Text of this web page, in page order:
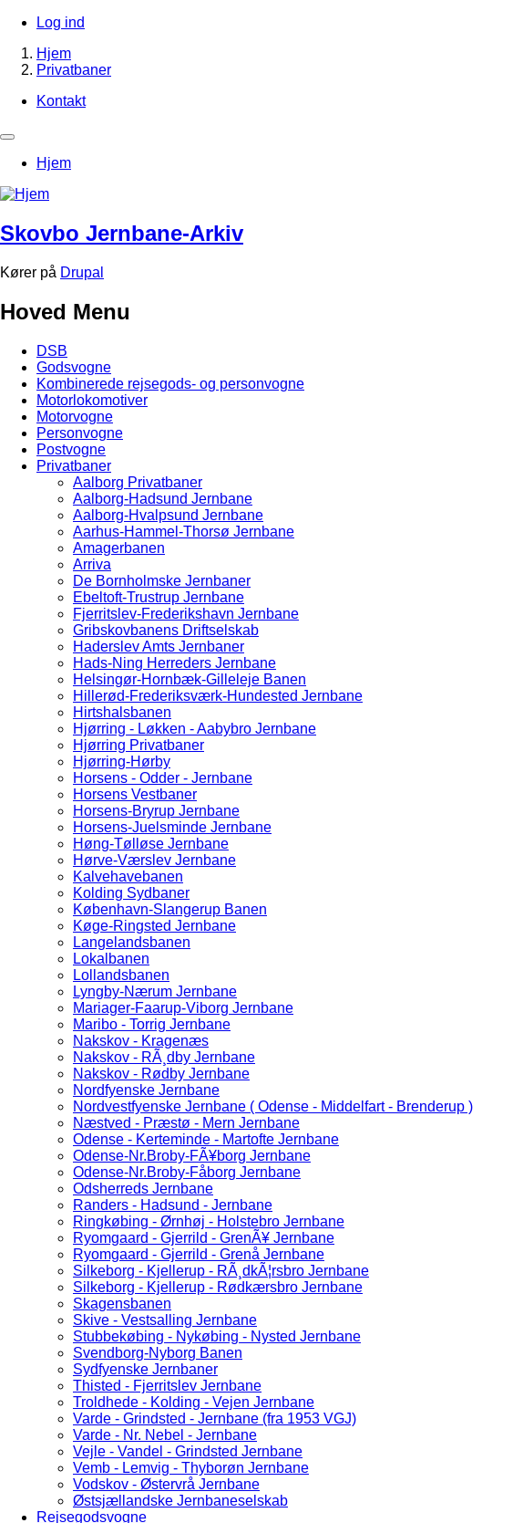
hovedindhold
Brugerkontomenu
Log ind
Brødkrumme
Hjem
Privatbaner
Kontakt
Primær
navigation
Hjem
Skovbo Jernbane-Arkiv
Kører på Drupal
Hoved Menu
DSB
Godsvogne
Kombinerede rejsegods- og personvogne
Motorlokomotiver
Motorvogne
Personvogne
Postvogne
Privatbaner
Aalborg Privatbaner
Aalborg-Hadsund Jernbane
Aalborg-Hvalpsund Jernbane
Aarhus-Hammel-Thorsø Jernbane
Amagerbanen
Arriva
De Bornholmske Jernbaner
Ebeltoft-Trustrup Jernbane
Fjerritslev-Frederikshavn Jernbane
Gribskovbanens Driftselskab
Haderslev Amts Jernbaner
Hads-Ning Herreders Jernbane
Helsingør-Hornbæk-Gilleleje Banen
Hillerød-Frederiksværk-Hundested Jernbane
Hirtshalsbanen
Hjørring - Løkken - Aabybro Jernbane
Hjørring Privatbaner
Hjørring-Hørby
Horsens - Odder - Jernbane
Horsens Vestbaner
Horsens-Bryrup Jernbane
Horsens-Juelsminde Jernbane
Høng-Tølløse Jernbane
Hørve-Værslev Jernbane
Kalvehavebanen
Kolding Sydbaner
København-Slangerup Banen
Køge-Ringsted Jernbane
Langelandsbanen
Lokalbanen
Lollandsbanen
Lyngby-Nærum Jernbane
Mariager-Faarup-Viborg Jernbane
Maribo - Torrig Jernbane
Nakskov - Kragenæs
Nakskov - RÃ¸dby Jernbane
Nakskov - Rødby Jernbane
Nordfyenske Jernbane
Nordvestfyenske Jernbane ( Odense - Middelfart - Brenderup )
Næstved - Præstø - Mern Jernbane
Odense - Kerteminde - Martofte Jernbane
Odense-Nr.Broby-FÃ¥borg Jernbane
Odense-Nr.Broby-Fåborg Jernbane
Odsherreds Jernbane
Randers - Hadsund - Jernbane
Ringkøbing - Ørnhøj - Holstebro Jernbane
Ryomgaard - Gjerrild - GrenÃ¥ Jernbane
Ryomgaard - Gjerrild - Grenå Jernbane
Silkeborg - Kjellerup - RÃ¸dkÃ¦rsbro Jernbane
Silkeborg - Kjellerup - Rødkærsbro Jernbane
Skagensbanen
Skive - Vestsalling Jernbane
Stubbekøbing - Nykøbing - Nysted Jernbane
Svendborg-Nyborg Banen
Sydfyenske Jernbaner
Thisted - Fjerritslev Jernbane
Troldhede - Kolding - Vejen Jernbane
Varde - Grindsted - Jernbane (fra 1953 VGJ)
Varde - Nr. Nebel - Jernbane
Vejle - Vandel - Grindsted Jernbane
Vemb - Lemvig - Thyborøn Jernbane
Vodskov - Østervrå Jernbane
Østsjællandske Jernbaneselskab
Rejsegodsvogne